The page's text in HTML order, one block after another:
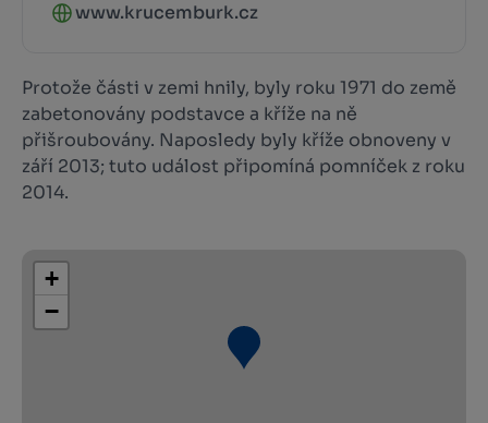
www.krucemburk.cz
Protože části v zemi hnily, byly roku 1971 do země
zabetonovány podstavce a kříže na ně
přišroubovány. Naposledy byly kříže obnoveny v
září 2013; tuto událost připomíná pomníček z roku
2014.
+
−